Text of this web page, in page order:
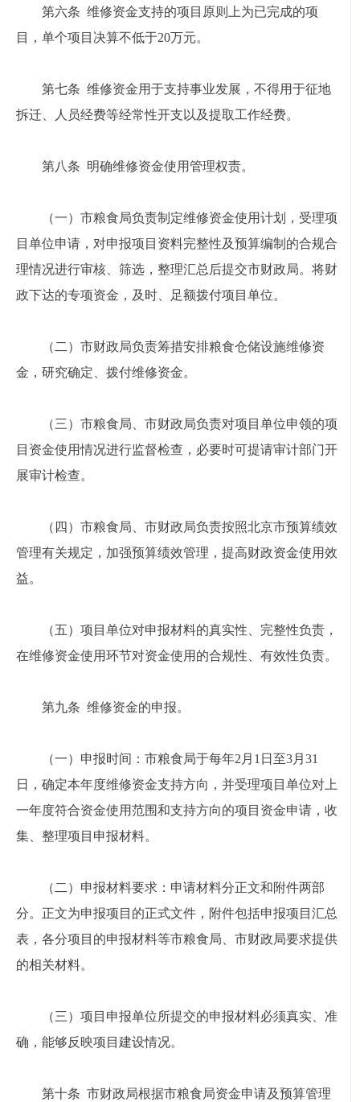
第六条 维修资金支持的项目原则上为已完成的项
目，单个项目决算不低于20万元。
第七条 维修资金用于支持事业发展，不得用于征地
拆迁、人员经费等经常性开支以及提取工作经费。
第八条 明确维修资金使用管理权责。
（一）市粮食局负责制定维修资金使用计划，受理项
目单位申请，对申报项目资料完整性及预算编制的合规合
理情况进行审核、筛选，整理汇总后提交市财政局。将财
政下达的专项资金，及时、足额拨付项目单位。
（二）市财政局负责筹措安排粮食仓储设施维修资
金，研究确定、拨付维修资金。
（三）市粮食局、市财政局负责对项目单位申领的项
目资金使用情况进行监督检查，必要时可提请审计部门开
展审计检查。
（四）市粮食局、市财政局负责按照北京市预算绩效
管理有关规定，加强预算绩效管理，提高财政资金使用效
益。
（五）项目单位对申报材料的真实性、完整性负责，
在维修资金使用环节对资金使用的合规性、有效性负责。
第九条 维修资金的申报。
（一）申报时间：市粮食局于每年2月1日至3月31
日，确定本年度维修资金支持方向，并受理项目单位对上
一年度符合资金使用范围和支持方向的项目资金申请，收
集、整理项目申报材料。
（二）申报材料要求：申请材料分正文和附件两部
分。正文为申报项目的正式文件，附件包括申报项目汇总
表，各分项目的申报材料等市粮食局、市财政局要求提供
的相关材料。
（三）项目申报单位所提交的申报材料必须真实、准
确，能够反映项目建设情况。
第十条 市财政局根据市粮食局资金申请及预算管理